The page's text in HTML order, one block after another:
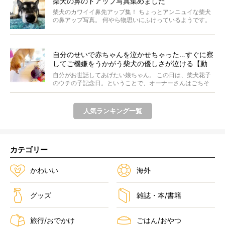
柴犬のカワイイ鼻先アップ集！ ちょっとアンニュイな柴犬
の鼻アップ写真。 何やら物思いにふけっているようです。
自分のせいで赤ちゃんを泣かせちゃった…すぐに察
してご機嫌をうかがう柴犬の優しさが泣ける【動
画】
自分がお世話してあげたい娘ちゃん。 この日は、柴犬花子
のウチの子記念日。ということで、オーナーさんはごちそ
うを...
人気ランキング一覧
カテゴリー
かわいい 海外
グッズ 雑誌・本/書籍
旅行/おでかけ ごはん/おやつ